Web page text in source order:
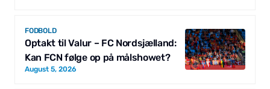
FODBOLD
Optakt til Valur – FC Nordsjælland:
Kan FCN følge op på målshowet?
August 5, 2026